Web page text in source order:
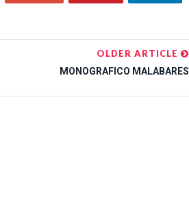
OLDER ARTICLE
MONOGRAFICO MALABARES